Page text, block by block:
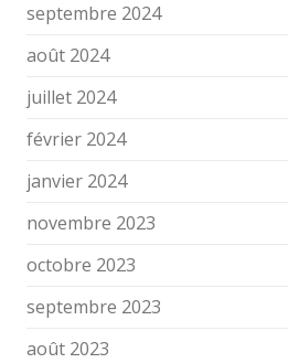
septembre 2024
août 2024
juillet 2024
février 2024
janvier 2024
novembre 2023
octobre 2023
septembre 2023
août 2023